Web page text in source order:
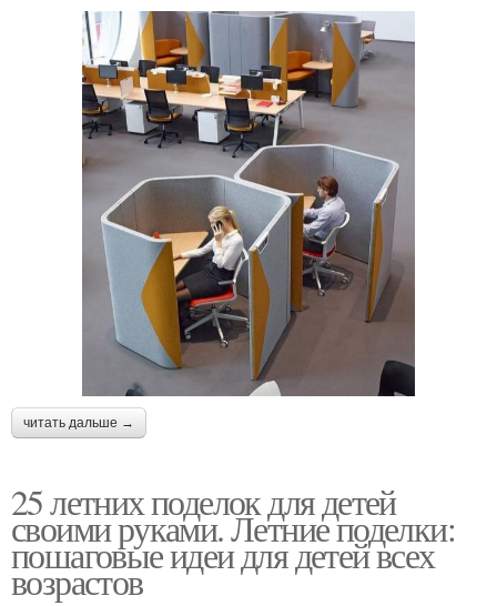
читать дальше →
25 летних поделок для детей
своими руками. Летние поделки:
пошаговые идеи для детей всех
возрастов